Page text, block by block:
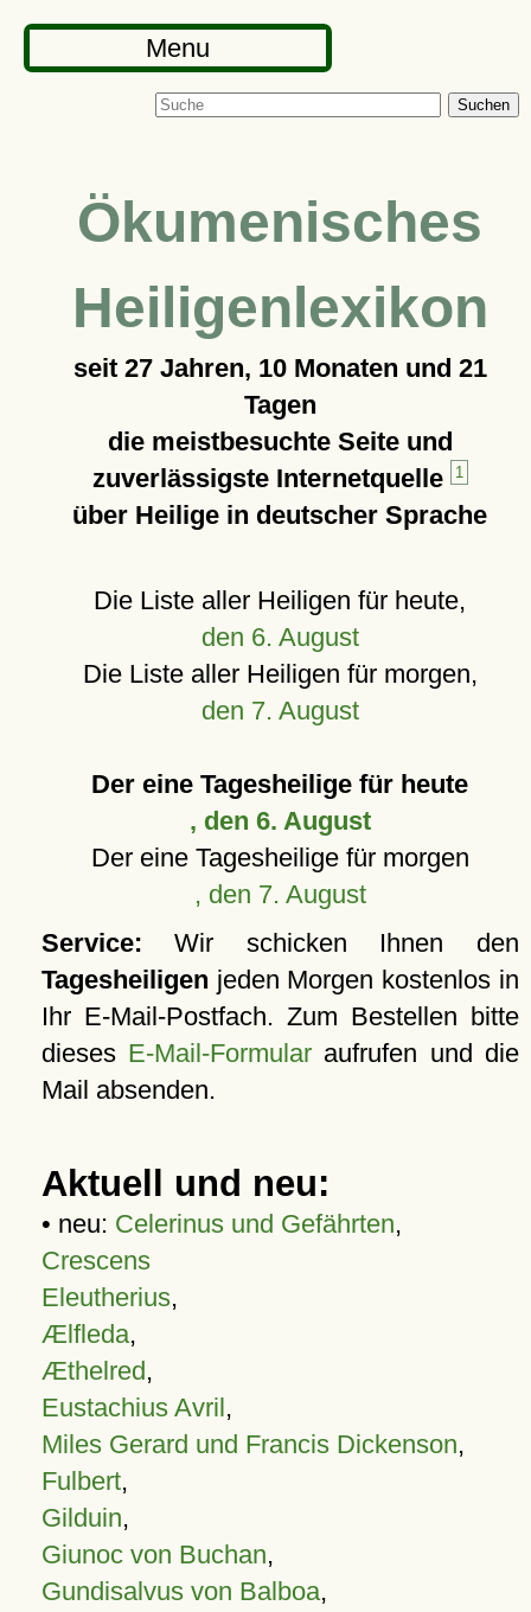
Menu
Suchen
Ökumenisches
Heiligenlexikon
seit 27 Jahren, 10 Monaten und 21
Tagen
die meistbesuchte Seite und
zuverlässigste Internetquelle
1
über Heilige in deutscher Sprache
Die Liste aller Heiligen für heute,
den 6. August
Die Liste aller Heiligen für morgen,
den 7. August
Der eine Tagesheilige für heute
, den 6. August
Der eine Tagesheilige für morgen
, den 7. August
Service: Wir schicken Ihnen den
Tagesheiligen jeden Morgen kostenlos in
Ihr E-Mail-Postfach. Zum Bestellen bitte
dieses E-Mail-Formular aufrufen und die
Mail absenden.
Aktuell und neu:
• neu: Celerinus und Gefährten,
Crescens
Eleutherius,
Ælfleda,
Æthelred,
Eustachius Avril,
Miles Gerard und Francis Dickenson,
Fulbert,
Gilduin,
Giunoc von Buchan,
Gundisalvus von Balboa,